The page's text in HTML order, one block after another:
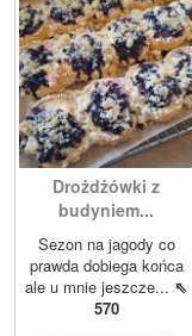
Drożdżówki z
budyniem...
Sezon na jagody co
prawda dobiega końca
ale u mnie jeszcze... ⇖
570